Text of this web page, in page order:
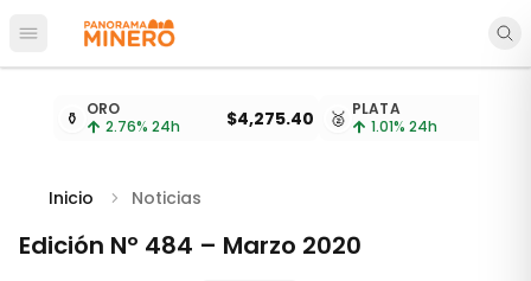
Abrir menú principal
Cotizaciones de metales actualizadas cada 15
⚱️ ORO
2.76% 24h $4,275.40 🥈 PLATA
1.01% 24h
Inicio Noticias
Edición Nº 484 – Marzo 2020